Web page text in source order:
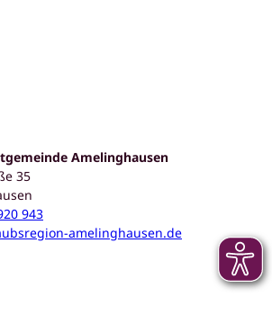
Amelinghausen
35
943
amelinghausen.de